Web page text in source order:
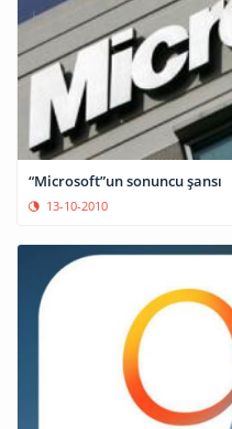
“Microsoft”un sonuncu şansı
13-10-2010